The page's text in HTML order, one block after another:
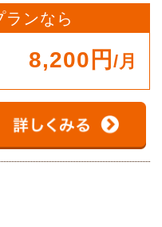
ンなら
8,200円 /月